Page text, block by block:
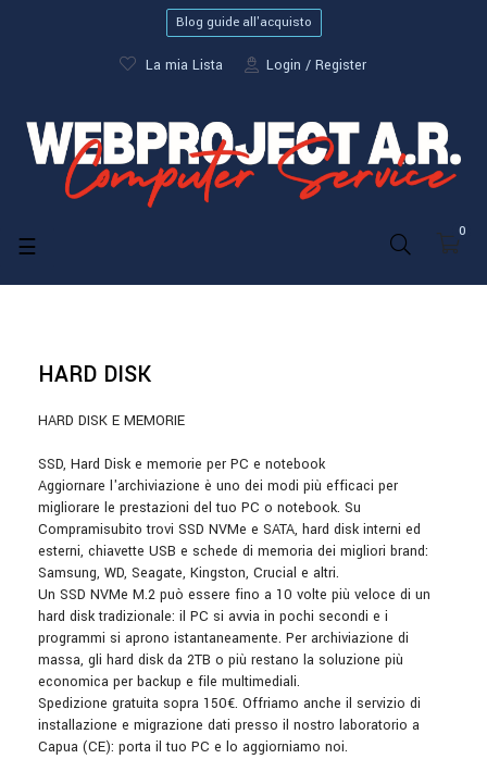
Blog guide all'acquisto
La mia Lista Login Register
0
navigazione
☰
HARD DISK
HARD DISK E MEMORIE
SSD, Hard Disk e memorie per PC e notebook
Aggiornare l'archiviazione è uno dei modi più efficaci per
migliorare le prestazioni del tuo PC o notebook. Su
Compramisubito trovi SSD NVMe e SATA, hard disk interni ed
esterni, chiavette USB e schede di memoria dei migliori brand:
Samsung, WD, Seagate, Kingston, Crucial e altri.
Un SSD NVMe M.2 può essere fino a 10 volte più veloce di un
hard disk tradizionale: il PC si avvia in pochi secondi e i
programmi si aprono istantaneamente. Per archiviazione di
massa, gli hard disk da 2TB o più restano la soluzione più
economica per backup e file multimediali.
Spedizione gratuita sopra 150€. Offriamo anche il servizio di
installazione e migrazione dati presso il nostro laboratorio a
Capua (CE): porta il tuo PC e lo aggiorniamo noi.